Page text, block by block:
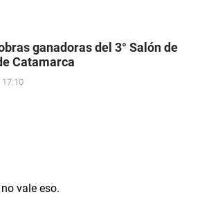
ganadoras del 3° Salón de
Catamarca
17:10